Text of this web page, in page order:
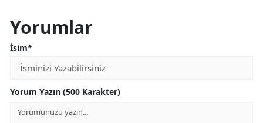
Yorumlar
İsim*
Yorum Yazın (500 Karakter)